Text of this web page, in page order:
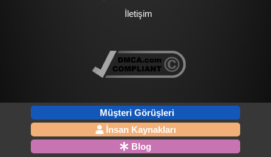
İletişim
Müşteri Görüşleri
İnsan Kaynakları
Blog